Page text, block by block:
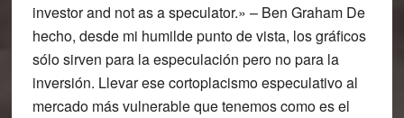
investor and not as a speculator.» – Ben Graham De
hecho, desde mi humilde punto de vista, los gráficos
sólo sirven para la especulación pero no para la
inversión. Llevar ese cortoplacismo especulativo al
mercado más vulnerable que tenemos como es el